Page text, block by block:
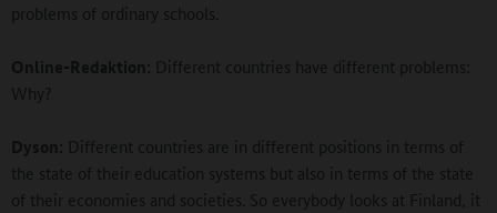
problems of ordinary schools.
Online-Redaktion: Different countries have different problems:
Why?
Dyson: Different countries are in different positions in terms of
the state of their education systems but also in terms of the state
of their economies and societies. So everybody looks at Finland, it